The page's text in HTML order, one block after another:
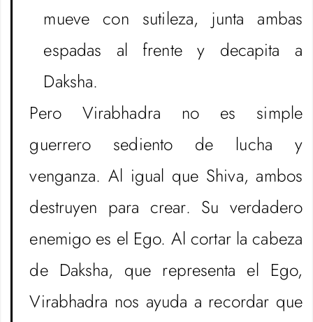
mueve con sutileza, junta ambas
espadas al frente y decapita a
Daksha.
Pero Virabhadra no es simple
guerrero sediento de lucha y
venganza. Al igual que Shiva, ambos
destruyen para crear. Su verdadero
enemigo es el Ego. Al cortar la cabeza
de Daksha, que representa el Ego,
Virabhadra nos ayuda a recordar que